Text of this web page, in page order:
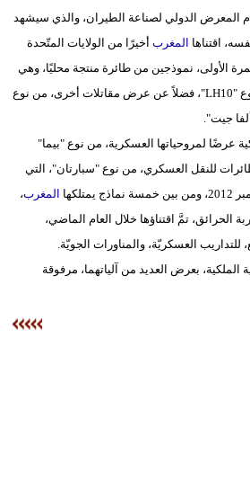
علوم
وتكنولوجيا
بيئة
أبراج
فيديو
سيارات
المعرض الدولي لصناعة الطيران، والذي سيشهد
اقتناها المغرب أخيرًا من الولايات المتّحدة
الأولى، نموذجين من طائرة منتجة محليًا، وهي
طائرة للمراقبة المدنية من نوع "LH10"، فضلاً عن عرض مقاتلات أخرى، من نوع
عرضًا لمروحياتها العسكرية، من نوع "بيما"
للنقل العسكري، من نوع "سبارتان"، التي
المغرب،
تمَّ اقتناؤها خلال العام الماضي،
العسكريّة، والمناورات الجويّة.
الملكية، بعرض العديد من آلياتهما، مرفوقة